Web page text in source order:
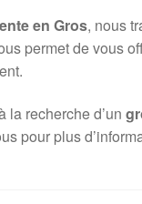
en Gros, nous
permet de vous
la recherche d’un
pour plus